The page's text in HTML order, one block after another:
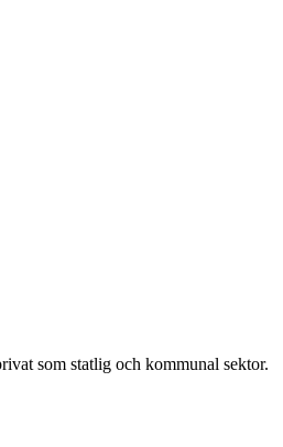
som statlig och kommunal sektor.